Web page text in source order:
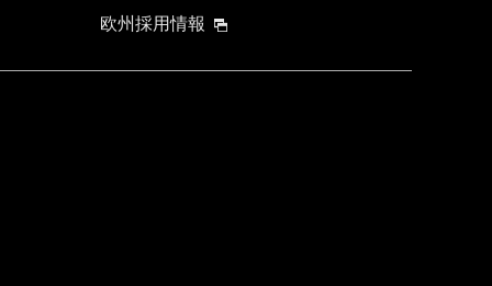
欧州採用情報